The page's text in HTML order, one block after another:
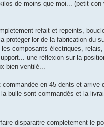
de moins que moi... (petit con
refait et repeints,
protéger lor de la fabrication du
les composants électriques,
une réflexion sur la
bien ventilé...
commandée en 45 dents et arrive
la bulle sont commandés et la
disparaitre completement le